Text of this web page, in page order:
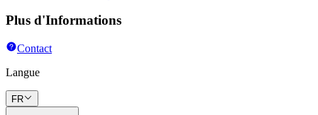
Plus d'Informations
Contact
Langue
FR